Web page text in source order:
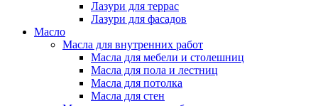
Лазури для террас
Лазури для фасадов
Масло
Масла для внутренних работ
Масла для мебели и столешниц
Масла для пола и лестниц
Масла для потолка
Масла для стен